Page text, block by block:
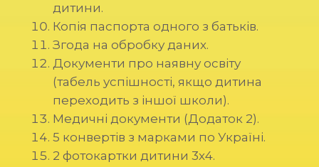
дитини.
Копія паспорта одного з батьків.
Згода на обробку даних.
Документи про наявну освіту
(табель успішності, якщо дитина
переходить з іншої школи).
Медичні документи (Додаток 2).
5 конвертів з марками по Україні.
2 фотокартки дитини 3х4.